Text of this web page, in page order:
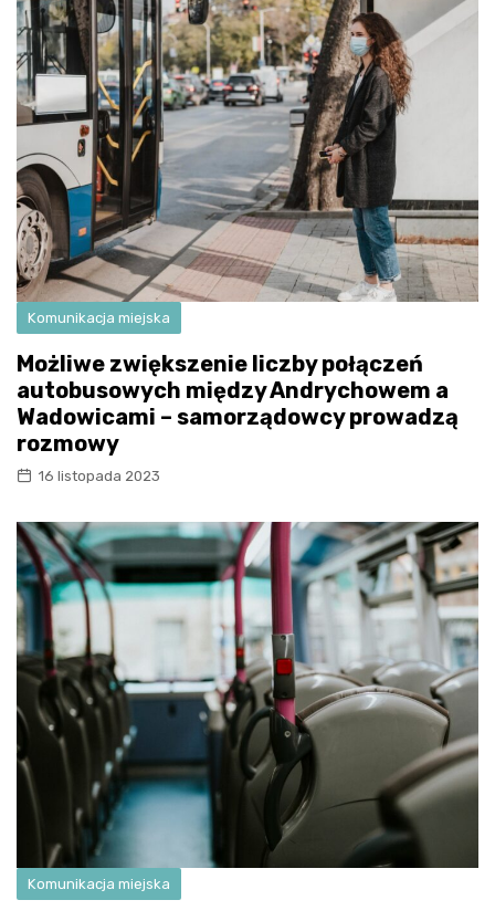
Komunikacja miejska
Możliwe zwiększenie liczby połączeń
autobusowych między Andrychowem a
Wadowicami – samorządowcy prowadzą
rozmowy
16 listopada 2023
Komunikacja miejska